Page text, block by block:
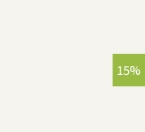
15%